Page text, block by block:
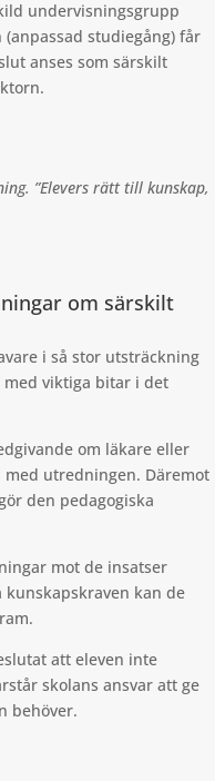
undervisningsgrupp
studiegång) får
anses som särskilt
”Elevers rätt till kunskap,
om särskilt
i så stor utsträckning
viktiga bitar i det
om läkare eller
utredningen. Däremot
den pedagogiska
mot de insatser
kan de
att eleven inte
skolans ansvar att ge
behöver.